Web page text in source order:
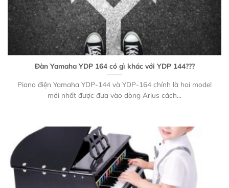
Đàn Yamaha YDP 164 có gì khác với YDP 144???
Piano điện Yamaha YDP-144 và YDP-164 chính là hai model
mới nhất được đưa vào dòng Arius cách...